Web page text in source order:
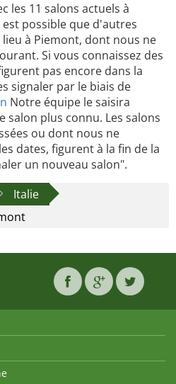
les 11 salons actuels à
possible que d'autres
à Piemont, dont nous ne
Si vous connaissez des
pas encore dans la
signaler par le biais de
Notre équipe le saisira
salon plus connu. Les salons
ou dont nous ne
dates, figurent à la fin de la
un nouveau salon".
Italie